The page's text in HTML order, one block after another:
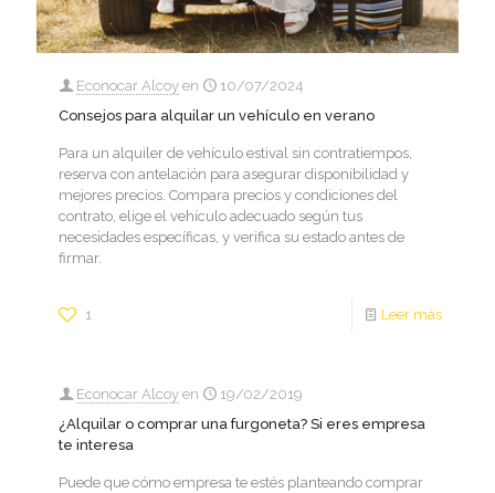
Econocar Alcoy en
10/07/2024
Consejos para alquilar un vehículo en verano
Para un alquiler de vehículo estival sin contratiempos,
reserva con antelación para asegurar disponibilidad y
mejores precios. Compara precios y condiciones del
contrato, elige el vehículo adecuado según tus
necesidades específicas, y verifica su estado antes de
firmar.
1 Leer más
Econocar Alcoy en
19/02/2019
¿Alquilar o comprar una furgoneta? Si eres empresa
te interesa
Puede que cómo empresa te estés planteando comprar